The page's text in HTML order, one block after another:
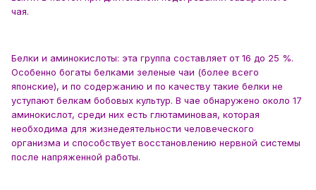
чая.
Белки и аминокислоты: эта группа составляет от 16 до 25 %.
Особенно богаты белками зеленые чаи (более всего
японские), и по содержанию и по качеству такие белки не
уступают белкам бобовых культур. В чае обнаружено около 17
аминокислот, среди них есть глютаминовая, которая
необходима для жизнедеятельности человеческого
организма и способствует восстановлению нервной системы
после напряженной работы.